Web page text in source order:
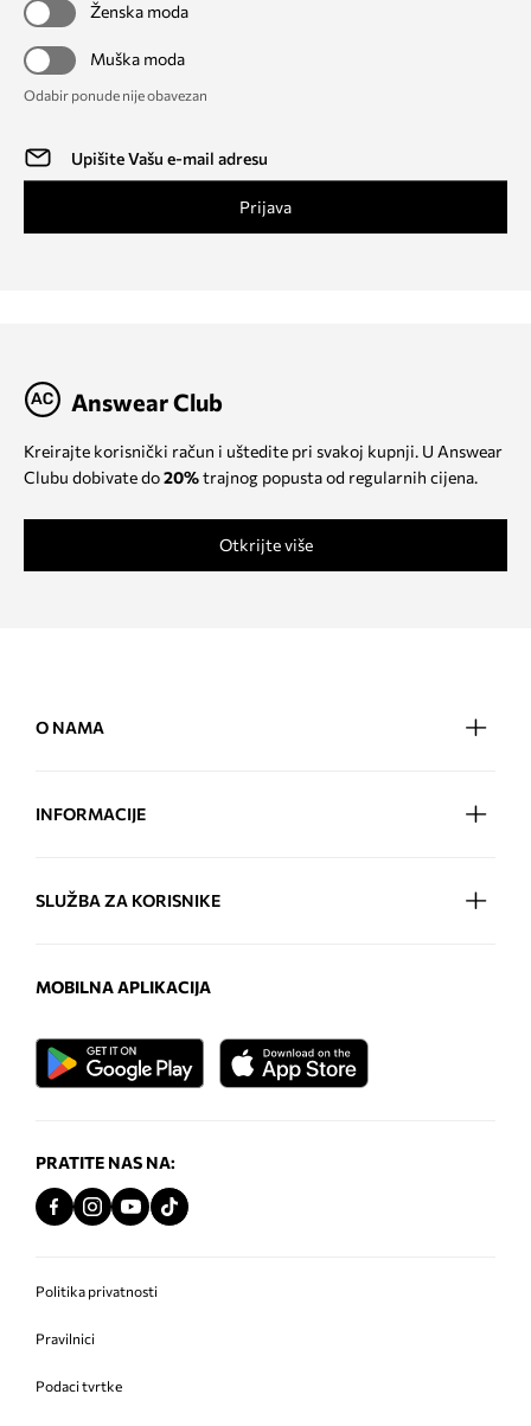
Ženska moda
Muška moda
Odabir ponude nije obavezan
Prijava
Answear Club
Kreirajte korisnički račun i uštedite pri svakoj kupnji. U Answear
Clubu dobivate do20%trajnog popusta od regularnih cijena.
Otkrijte više
O NAMA
INFORMACIJE
SLUŽBA ZA KORISNIKE
MOBILNA APLIKACIJA
PRATITE NAS NA:
Politika privatnosti
Pravilnici
Podaci tvrtke